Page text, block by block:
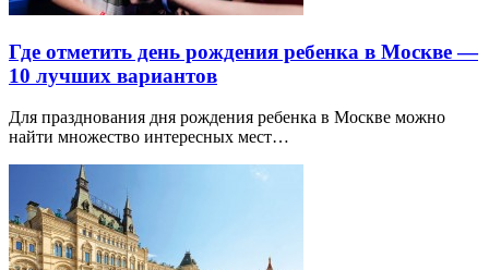
Где отметить день рождения ребенка в Москве —
10 лучших вариантов
Для празднования дня рождения ребенка в Москве можно
найти множество интересных мест…